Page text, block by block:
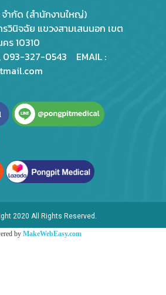
ำกัด (สำนักงานใหญ่)
วินิจฉัย แขวงสามเสนนอก เขต
ร 10310
093-327-0543 EMAIL :
2020 All Rights Reserved.
by MakeWebEasy.com